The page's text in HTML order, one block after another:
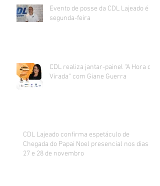
Evento de posse da CDL Lajeado é
segunda-feira
CDL realiza jantar-painel “A Hora da
Virada” com Giane Guerra
CDL Lajeado confirma espetáculo de
Chegada do Papai Noel presencial nos dias
27 e 28 de novembro